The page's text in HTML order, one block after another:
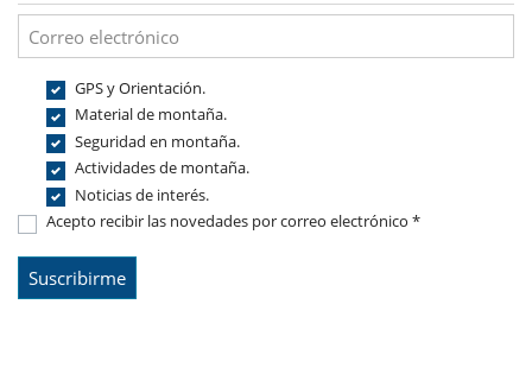
GPS y Orientación.
Material de montaña.
Seguridad en montaña.
Actividades de montaña.
Noticias de interés.
Acepto recibir las novedades por correo electrónico *